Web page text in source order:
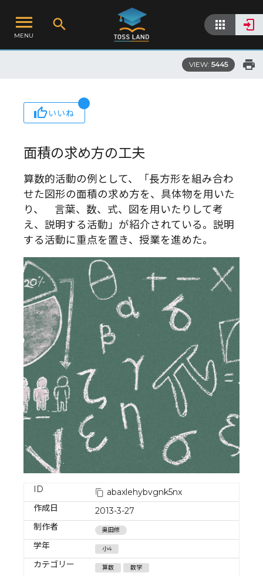
MENU
VIEW: 5445
いいね
面積の求め方の工夫
算数的活動の例として、「長方形を組み合わ
せた図形の面積の求め方を、具体物を用いた
り、 言葉、数、式、図を用いたりして考
え、説明する活動」が紹介されている。説明
する活動に重点を置き、授業を進めた。
ID
abaxlehybvgnk5nx
作成日
2013-3-27
制作者
奥田修
学年 小4
カテゴリー 算数 数学